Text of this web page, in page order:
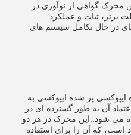
محرک گواهی از نوآوری در
ثبات و عملکرد
در حال تکامل سیستم های
پر شده ایپوکسی به
آن به طور گسترده ای در
می شود..این محرک در هر دو
که آن را برای استفاده